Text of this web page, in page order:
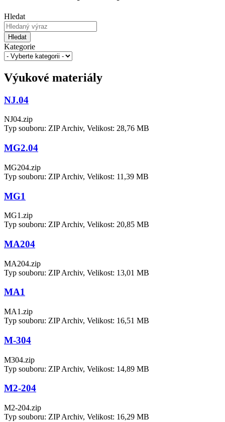
Hledat
Hledat
Kategorie
Výukové materiály
NJ.04
NJ04.zip
Typ souboru: ZIP Archiv, Velikost: 28,76 MB
MG2.04
MG204.zip
Typ souboru: ZIP Archiv, Velikost: 11,39 MB
MG1
MG1.zip
Typ souboru: ZIP Archiv, Velikost: 20,85 MB
MA204
MA204.zip
Typ souboru: ZIP Archiv, Velikost: 13,01 MB
MA1
MA1.zip
Typ souboru: ZIP Archiv, Velikost: 16,51 MB
M-304
M304.zip
Typ souboru: ZIP Archiv, Velikost: 14,89 MB
M2-204
M2-204.zip
Typ souboru: ZIP Archiv, Velikost: 16,29 MB